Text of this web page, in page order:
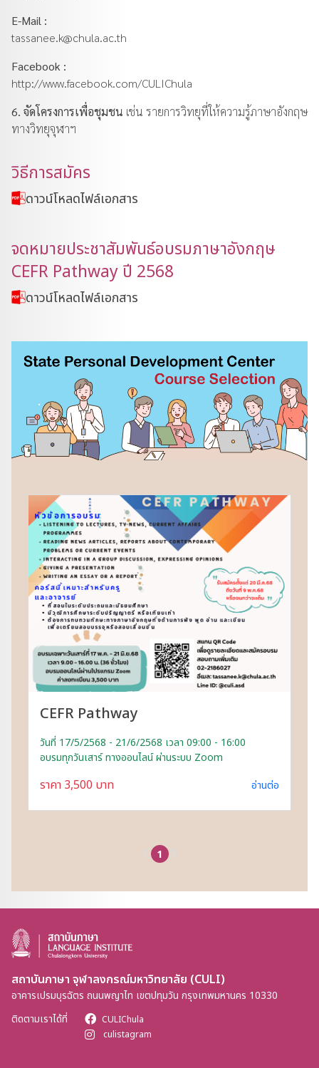
E-Mail :
tassanee.k@chula.ac.th
Facebook :
http://www.facebook.com/CULIChula
6. จัดโครงการเพื่อชุมชน เช่น รายการวิทยุที่ให้ความรู้ภาษาอังกฤษ
ทางวิทยุจุฬาฯ
วิธีการสมัคร
ดาวน์โหลดไฟล์เอกสาร
จดหมายประชาสัมพันธ์อบรมภาษาอังกฤษ
CEFR Pathway ปี 2568
ดาวน์โหลดไฟล์เอกสาร
CEFR Pathway
วันที่ 17/5/2568 - 21/6/2568 เวลา 09:00 - 16:00
อบรมทุกวันเสาร์ ทางออนไลน์ ผ่านระบบ Zoom
ราคา 3,500 บาท อ่านต่อ
1
สถาบันภาษา จุฬาลงกรณ์มหาวิทยาลัย (CULI)
อาคารเปรมบุรฉัตร ถนนพญาไท เขตปทุมวัน กรุงเทพมหานคร 10330
ติดตามเราได้ที่
CULIChula
culistagram